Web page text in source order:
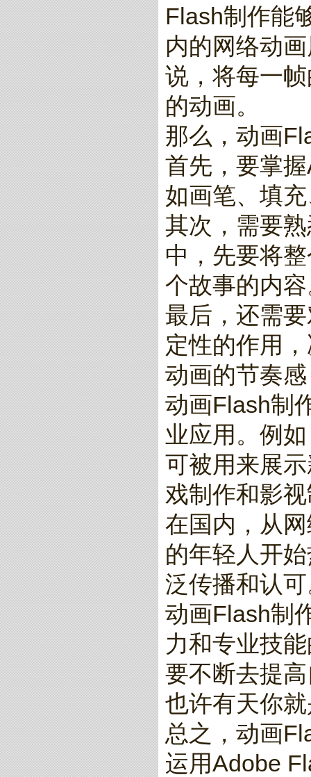
Flash制作能
内的网络动
说，将每一
的动画。
那么，动画
首先，要掌
如画笔、填
其次，需要
中，先要将
个故事的内
最后，还需
定性的作用
动画的节奏
动画Flash制
业应用。例
可被用来展
戏制作和影
在国内，从
的年轻人开
泛传播和认
动画Flash制
力和专业技
要不断去提
也许有天你
总之，动画
运用Adobe